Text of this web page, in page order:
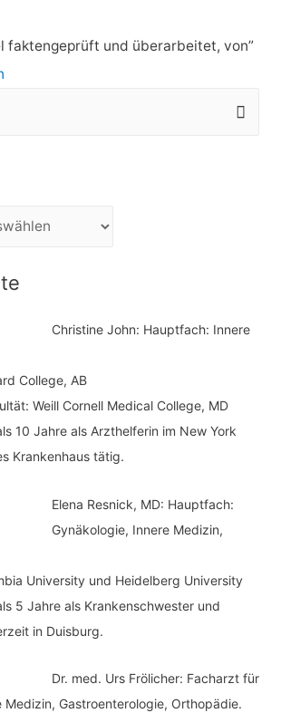
faktengeprüft und überarbeitet, von”
Christine John: Hauptfach: Innere
College, AB
Weill Cornell Medical College, MD
10 Jahre als Arzthelferin im New York
Krankenhaus tätig.
Elena Resnick, MD: Hauptfach:
Gynäkologie, Innere Medizin,
University und Heidelberg University
5 Jahre als Krankenschwester und
in Duisburg.
Dr. med. Urs Frölicher: Facharzt für
Medizin, Gastroenterologie, Orthopädie.